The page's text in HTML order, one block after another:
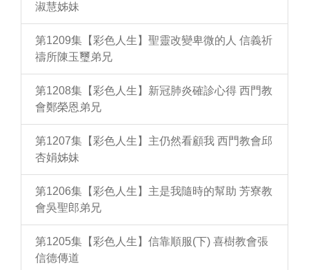
淑慧姊妹
第1209集【彩色人生】聖靈改變卑微的人 信義祈
禱所陳玉璽弟兄
第1208集【彩色人生】新冠肺炎確診心得 西門教
會鄭榮恩弟兄
第1207集【彩色人生】主仍然看顧我 西門教會邱
杏娟姊妹
第1206集【彩色人生】主是我隨時的幫助 芳寮教
會吳聖郎弟兄
第1205集【彩色人生】信靠順服(下) 喜樹教會張
信德傳道